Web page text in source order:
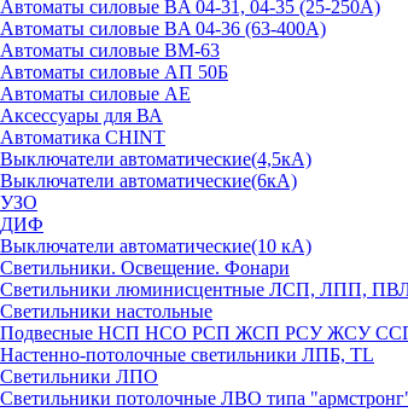
Автоматы силовые BA 04-31, 04-35 (25-250А)
Автоматы силовые BA 04-36 (63-400А)
Автоматы силовые ВМ-63
Автоматы силовые АП 50Б
Автоматы силовые АЕ
Аксессуары для ВА
Автоматика CHINT
Выключатели автоматические(4,5кА)
Выключатели автоматические(6кА)
УЗО
ДИФ
Выключатели автоматические(10 кА)
Светильники. Освещение. Фонари
Светильники люминисцентные ЛСП, ЛПП,
Светильники настольные
Подвесные НСП НСО РСП ЖСП РСУ ЖСУ
Настенно-потолочные светильники ЛПБ, TL
Светильники ЛПО
Светильники потолочные ЛВО типа